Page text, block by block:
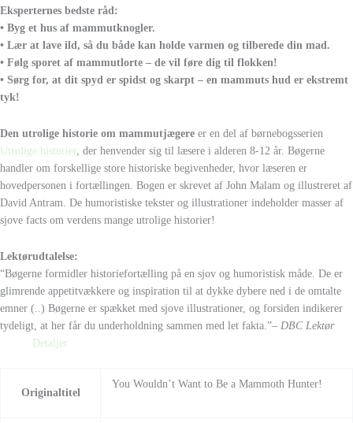
Eksperternes bedste råd:
• Byg et hus af mammutknogler.
• Lær at lave ild, så du både kan holde varmen og tilberede din mad.
• Følg sporet af mammutlorte – de vil føre dig til flokken!
• Sørg for, at dit spyd er spidst og skarpt – en mammuts hud er ekstremt
tyk!
Den utrolige historie om mammutjægere er en del af børnebogsserien
Utrolige historier , der henvender sig til læsere i alderen 8-12 år. Bøgerne
handler om forskellige store historiske begivenheder, hvor læseren er
hovedpersonen i fortællingen. Bogen er skrevet af John Malam og illustreret af
David Antram. De humoristiske tekster og illustrationer indeholder masser af
sjove facts om verdens mange utrolige historier!
Lektørudtalelse:
“Bøgerne formidler historiefortælling på en sjov og humoristisk måde. De er
glimrende appetitvækkere og inspiration til at dykke dybere ned i de omtalte
emner (..) Bøgerne er spækket med sjove illustrationer, og forsiden indikerer
tydeligt, at her får du underholdning sammen med let fakta.”– DBC Lektør
Detaljer
Originaltitel
You Wouldn’t Want to Be a Mammoth Hunter!